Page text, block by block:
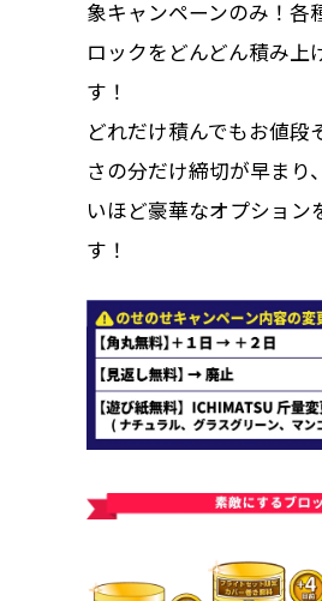
象キャンペーンのみ！各
ロックをどんどん積み上
す！
どれだけ積んでもお値段
さの分だけ締切が早まり
いほど豪華なオプション
す！